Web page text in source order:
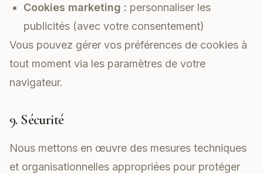
Cookies marketing : personnaliser les
publicités (avec votre consentement)
Vous pouvez gérer vos préférences de cookies à
tout moment via les paramètres de votre
navigateur.
9. Sécurité
Nous mettons en œuvre des mesures techniques
et organisationnelles appropriées pour protéger